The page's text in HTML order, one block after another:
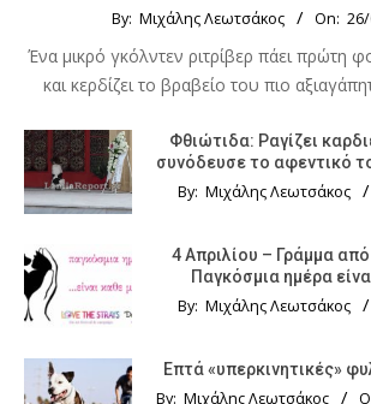
By: Μιχάλης Λεωτσάκος On:
Ένα μικρό γκόλντεν ριτρίβερ πάει πρώτη
και κερδίζει το βραβείο του πιο
Φθιώτιδα: Ραγίζει
συνόδευσε το αφεντικό
By: Μιχάλης Λεωτσάκος
4 Απριλίου – Γράμμα
Παγκόσμια ημέρα
By: Μιχάλης Λεωτσάκος
Επτά «υπερκινητικές»
By: Μιχάλης Λεωτσάκος